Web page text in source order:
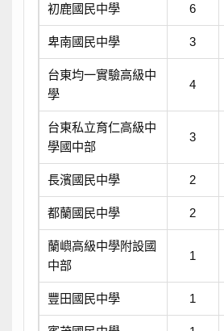
初鹿國民中學 6
卑南國民中學 3
台東均一實驗高級中
學
4
台東私立育仁高級中
學國中部
3
長濱國民中學 2
都蘭國民中學 2
蘭嶼高級中學附設國
中部
1
豐田國民中學 1